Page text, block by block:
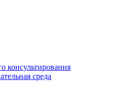
консультирования
среда